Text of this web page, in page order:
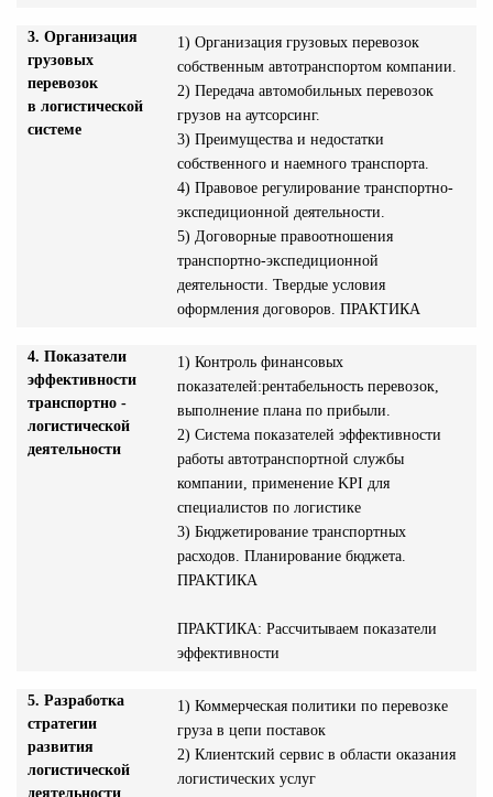
3. Организация
грузовых
перевозок
в логистической
системе
1) Организация грузовых перевозок
собственным автотранспортом компании.
2) Передача автомобильных перевозок
грузов на аутсорсинг.
3) Преимущества и недостатки
собственного и наемного транспорта.
4) Правовое регулирование транспортно-
экспедиционной деятельности.
5) Договорные правоотношения
транспортно-экспедиционной
деятельности. Твердые условия
оформления договоров. ПРАКТИКА
4. Показатели
эффективности
транспортно -
логистической
деятельности
1) Контроль финансовых
показателей:рентабельность перевозок,
выполнение плана по прибыли.
2) Система показателей эффективности
работы автотранспортной службы
компании, применение KPI для
специалистов по логистике
3) Бюджетирование транспортных
расходов. Планирование бюджета.
ПРАКТИКА
ПРАКТИКА: Рассчитываем показатели
эффективности
5. Разработка
стратегии
развития
логистической
деятельности
1) Коммерческая политики по перевозке
груза в цепи поставок
2) Клиентский сервис в области оказания
логистических услуг